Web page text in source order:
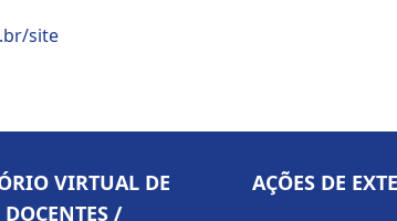
site
VIRTUAL DE
DOCENTES /
AÇÕES DE